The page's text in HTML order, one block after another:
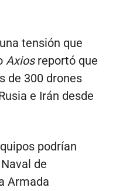
tensión que
Axiosreportó que
de 300 drones
e Irán desde
podrían
de
Armada